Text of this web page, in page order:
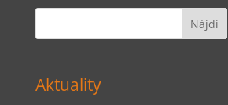
Aktuality